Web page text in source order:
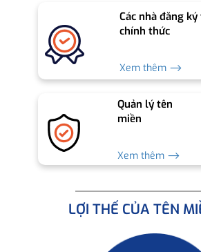
Các nhà đăng
chính thức
Xem thêm ⟶
Quản lý tên
miền
Xem thêm ⟶
LỢI THẾ CỦA TÊN